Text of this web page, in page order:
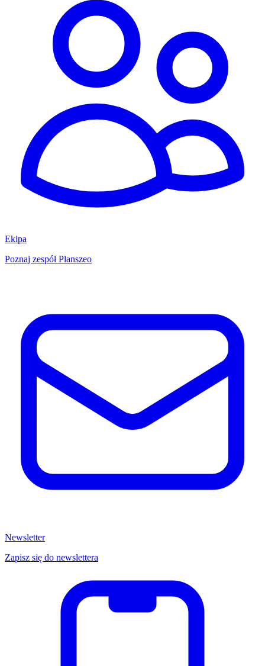
Ekipa
Poznaj zespół Planszeo
Newsletter
Zapisz się do newslettera